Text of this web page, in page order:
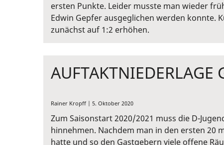
ersten Punkte. Leider musste man wieder
Edwin Gepfer ausgeglichen werden konnte.
zunächst auf 1:2 erhöhen.
AUFTAKTNIEDERLAGE
Rainer Kropff | 5. Oktober 2020
Zum Saisonstart 2020/2021 muss die D-
hinnehmen. Nachdem man in den ersten
hatte und so den Gastgebern viele offene